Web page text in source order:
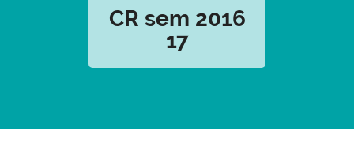
CR sem 2016
17